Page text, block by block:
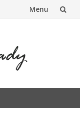
Menu